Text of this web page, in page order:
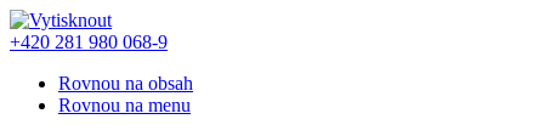
+420 281 980 068-9
Rovnou na obsah
Rovnou na menu